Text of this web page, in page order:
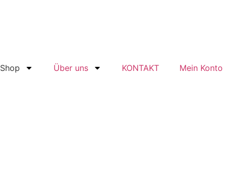
Shop Über uns KONTAKT Mein Konto